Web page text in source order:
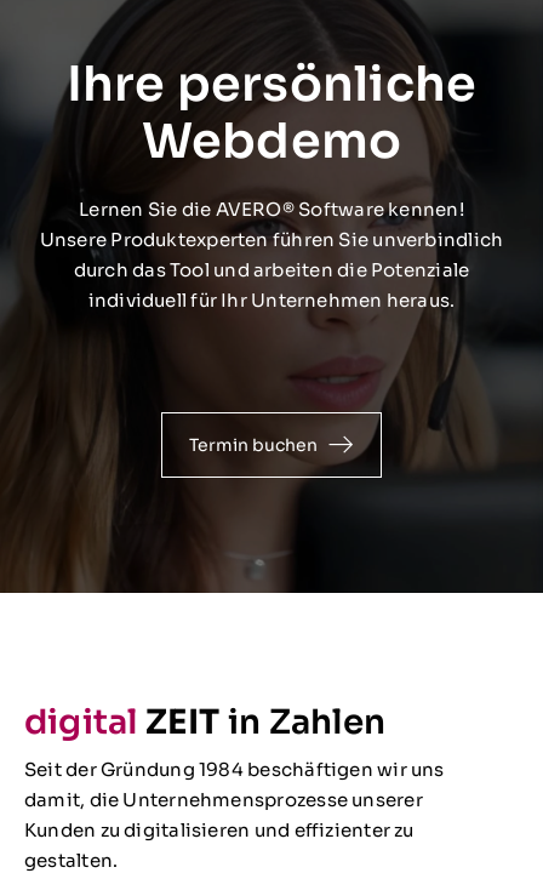
Ihre persönliche
Webdemo
Lernen Sie die AVERO® Software kennen!
Unsere Produktexperten führen Sie unverbindlich
durch das Tool und arbeiten die Potenziale
individuell für Ihr Unternehmen heraus.
Termin buchen
digital ZEIT in Zahlen
Seit der Gründung 1984 beschäftigen wir uns
damit, die Unternehmensprozesse unserer
Kunden zu digitalisieren und effizienter zu
gestalten.